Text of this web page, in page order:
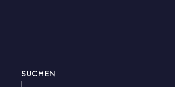
SUCHEN